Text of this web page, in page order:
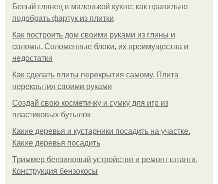
Белый глянец в маленькой кухне: как правильно
подобрать фартук из плитки
Как построить дом своими руками из глины и
соломы. Соломенные блоки, их преимущества и
недостатки
Как сделать плиты перекрытия самому. Плита
перекрытия своими руками
Создай свою косметичку и сумку для игр из
пластиковых бутылок
Какие деревья и кустарники посадить на участке.
Какие деревья посадить
Триммер бензиновый устройство и ремонт штанги.
Конструкция бензокосы